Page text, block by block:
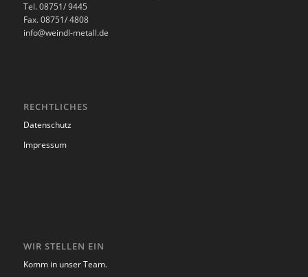
Tel. 08751/ 9445
Fax. 08751/ 4808
info@weindl-metall.de
RECHTLICHES
Datenschutz
Impressum
WIR STELLEN EIN
Komm in unser Team.